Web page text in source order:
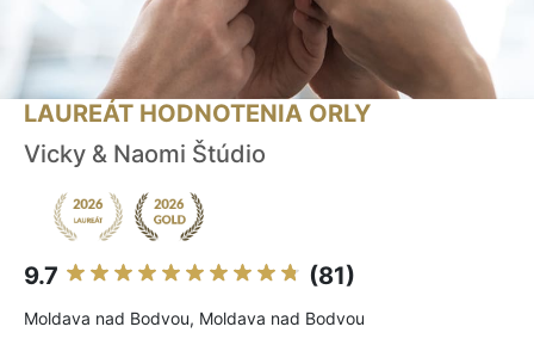
LAUREÁT HODNOTENIA ORLY
Vicky & Naomi Štúdio
9.7 (81)
Moldava nad Bodvou, Moldava nad Bodvou